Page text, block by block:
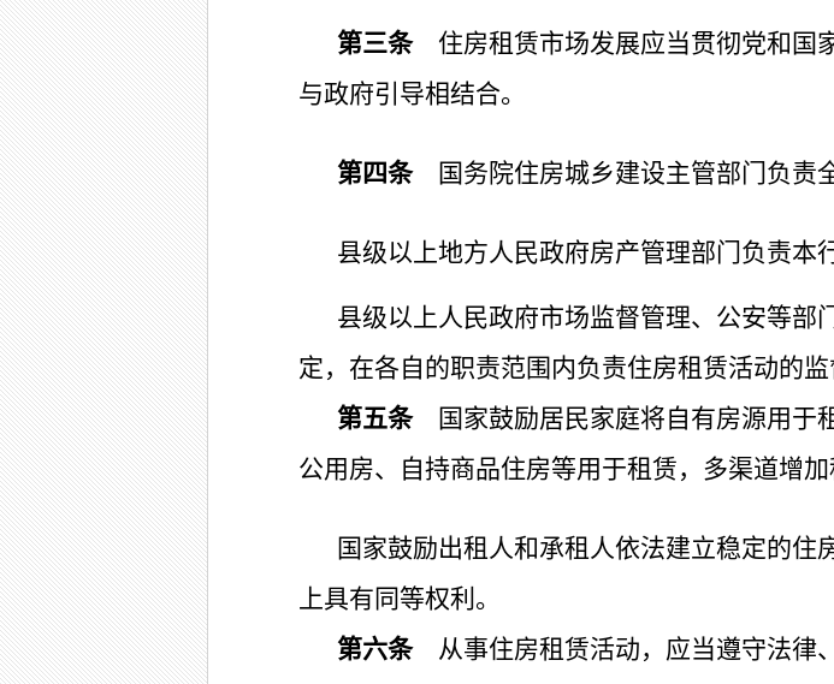
第三条住房租赁市场发展应当贯彻党和国
与政府引导相结合。
第四条国务院住房城乡建设主管部门负责
县级以上地方人民政府房产管理部门负责本
县级以上人民政府市场监督管理、公安等部
定，在各自的职责范围内负责住房租赁活动的监
第五条国家鼓励居民家庭将自有房源用于
公用房、自持商品住房等用于租赁，多渠道增加
国家鼓励出租人和承租人依法建立稳定的
上具有同等权利。
第六条从事住房租赁活动，应当遵守法律